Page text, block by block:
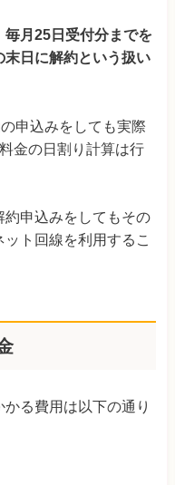
毎月25日受付分までを
末日に解約という扱い
申込みをしても実際
金の日割り計算は行
約申込みをしてもその
ト回線を利用するこ
る費用は以下の通り